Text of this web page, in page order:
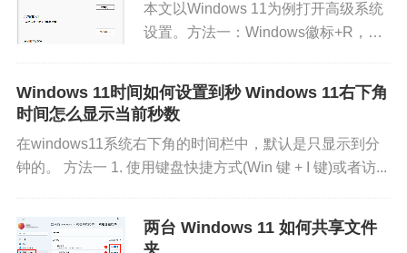
本文以Windows 11为例打开高级系统
设置。方法一：Windows徽标+R，输
级系统设置。方法...
Windows 11时间如何设置到秒 Windows 11右下角
时间怎么显示当前秒数
在windows11系统右下角的时间栏中，默认是只显示到分
钟的。 方法一 1. 使用键盘快捷方式(Win 键 + I 键)或者访...
两台 Windows 11 如何共享文件
夹